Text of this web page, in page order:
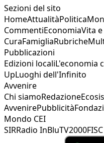
Sezioni del sito
HomeAttualitàPolitica
CommentiEconomiaVita e
CuraFamigliaRubriche
Pubblicazioni
Edizioni localiL'economia
UpLuoghi dell'Infinito
Avvenire
Chi siamoRedazione
AvvenirePubblicità
Mondo CEI
SIRRadio InBluTV2000FISC